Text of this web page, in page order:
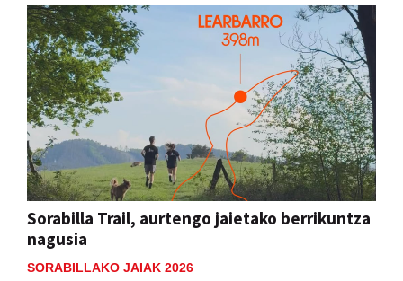
Sorabilla Trail, aurtengo jaietako berrikuntza
nagusia
SORABILLAKO JAIAK 2026